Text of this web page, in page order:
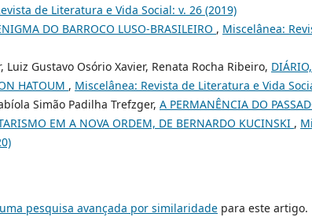
de Literatura e Vida Social: v. 26 (2019)
DO BARROCO LUSO-BRASILEIRO , Miscelânea:
Luiz Gustavo Osório Xavier, Renata Rocha Ribeiro,
HATOUM , Miscelânea: Revista de Literatura e Vida
Simão Padilha Trefzger, A PERMANÊNCIA DO
EM A NOVA ORDEM, DE BERNARDO KUCINSKI ,
pesquisa avançada por similaridade para este artigo.